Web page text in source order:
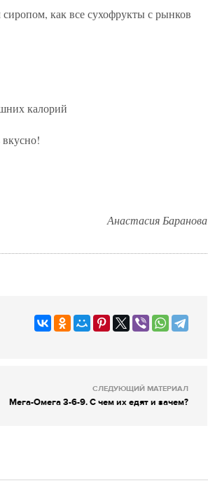
как все сухофрукты с рынков
калорий
Анастасия Баранова
СЛЕДУЮЩИЙ МАТЕРИАЛ
Мега-Омега 3-6-9. С чем их едят и зачем?